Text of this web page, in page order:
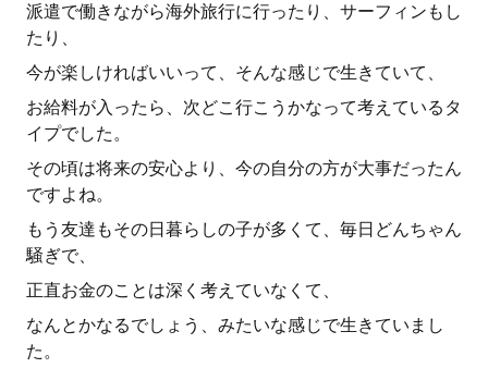
派遣で働きながら海外旅行に行ったり、サーフィンもし
たり、
今が楽しければいいって、そんな感じで生きていて、
お給料が入ったら、次どこ行こうかなって考えているタ
イプでした。
その頃は将来の安心より、今の自分の方が大事だったん
ですよね。
もう友達もその日暮らしの子が多くて、毎日どんちゃん
騒ぎで、
正直お金のことは深く考えていなくて、
なんとかなるでしょう、みたいな感じで生きていまし
た。